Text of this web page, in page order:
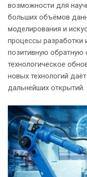
возможности для
больших объёмов
моделирования и
процессы разработки
позитивную обратную
технологическое
новых технологий
дальнейших открытий.